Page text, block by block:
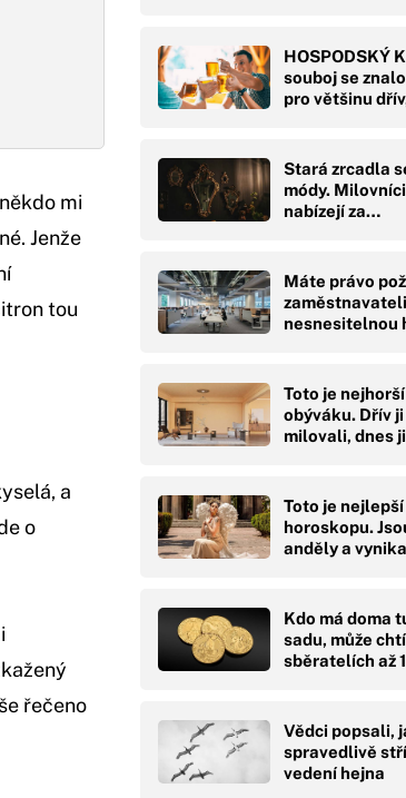
mi
Jenže
tou
a
o
řečeno
HOSPODSKÝ
souboj se
pro většinu
Stará zrcadla
módy.
nabízejí za…
Máte právo
nesnesitelnou
Toto je
obýváku. Dřív ji
milovali, dnes
Toto je
horoskopu.
anděly a
Kdo má doma
sadu, může
sběratelích až
Vědci popsali,
spravedlivě
vedení hejna